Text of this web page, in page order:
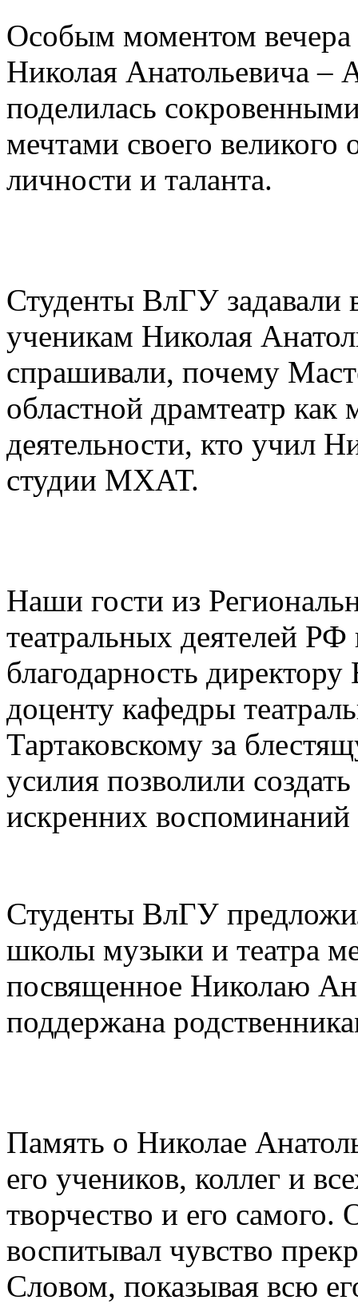
Особым моментом вечера
Николая Анатольевича
поделилась
мечтами своего великого
личности и таланта.
Студенты ВлГУ задавали
ученикам Николая
спрашивали, почему
областной драмтеатр
деятельности, кто учил
студии МХАТ.
Наши гости из
театральных деятелей
благодарность
доценту кафедры
Тартаковскому за
усилия позволили
искренних
Студенты ВлГУ
школы музыки и театра
посвященное Николаю
поддержана
Память о Николае
его учеников, коллег и
творчество и его
воспитывал чувство
Словом, показывая всю